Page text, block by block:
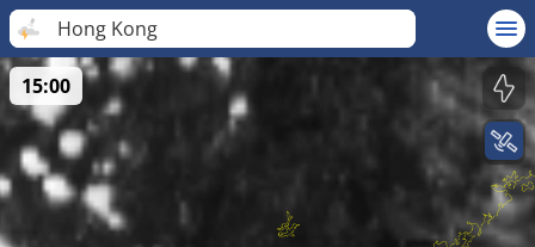
Hong Kong
15:00